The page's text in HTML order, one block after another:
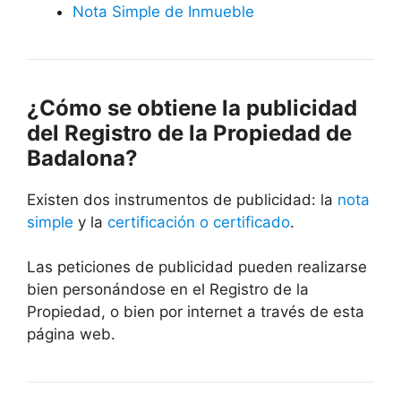
Nota Simple de Inmueble
¿Cómo se obtiene la publicidad
del Registro de la Propiedad de
Badalona?
Existen dos instrumentos de publicidad: la nota
simple y la certificación o certificado.
Las peticiones de publicidad pueden realizarse
bien personándose en el Registro de la
Propiedad, o bien por internet a través de esta
página web.